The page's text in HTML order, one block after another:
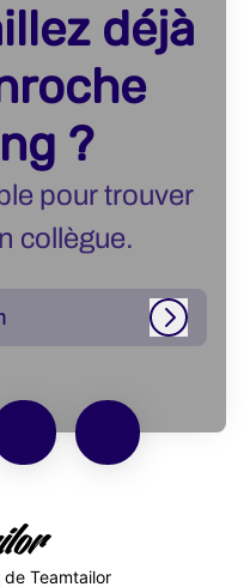
déjà
?
pour trouver
collègue.
de Teamtailor